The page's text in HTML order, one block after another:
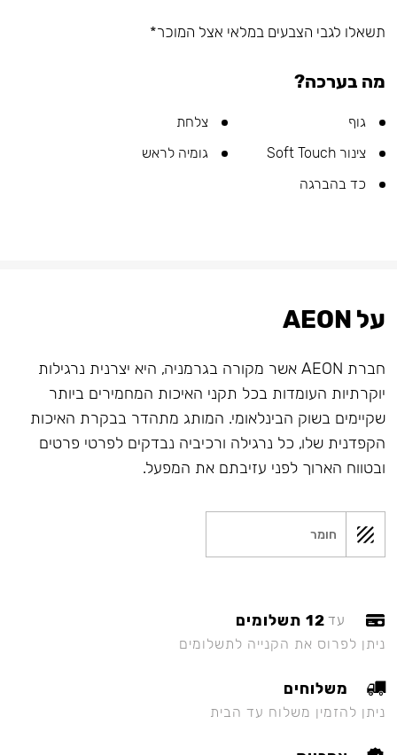
תשאלו לגבי הצבעים במלאי אצל המוכר*
מה בערכה?
גוף
צלחת
צינור Soft Touch
גומיה לראש
כד בהברגה
על AEON
חברת AEON אשר מקורה בגרמניה, היא יצרנית נרגילות
יוקרתיות העומדות בכל תקני האיכות המחמירים ביותר
שקיימים בשוק הבינלאומי. המותג מתהדר בבקרת האיכות
הקפדנית שלו, כל נרגילה ורכיביה נבדקים לפרטי פרטים
ובטווח הארוך לפני עזיבתם את המפעל.
חומר
עד 12 תשלומים
ניתן לפרוס את הקנייה לתשלומים
משלוחים
ניתן להזמין משלוח עד הבית